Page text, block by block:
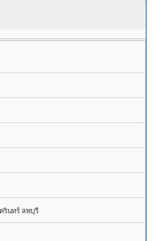
รินทร์ ลพบุรี